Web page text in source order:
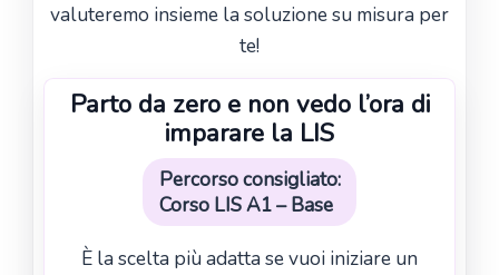
valuteremo insieme la soluzione su misura per
te!
Parto da zero e non vedo l’ora di
imparare la LIS
Percorso consigliato:
Corso LIS A1 – Base
È la scelta più adatta se vuoi iniziare un